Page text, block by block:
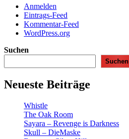
Anmelden
Eintrags-Feed
Kommentar-Feed
WordPress.org
Suchen
Suchen
Neueste Beiträge
Whistle
The Oak Room
Sayara – Revenge is Darkness
Skull – DieMaske